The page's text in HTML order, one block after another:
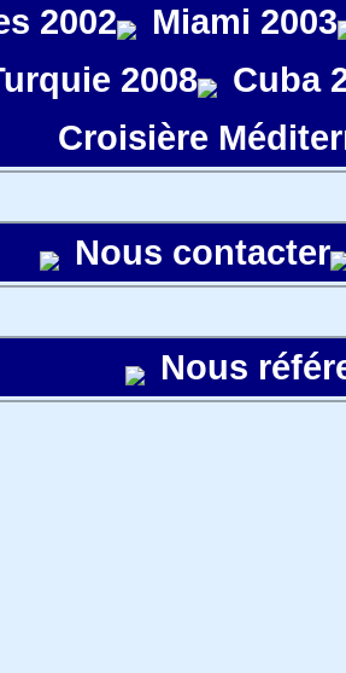
2002
Miami 2003
2008
Cuba
Croisière
Nous contacter
Nous